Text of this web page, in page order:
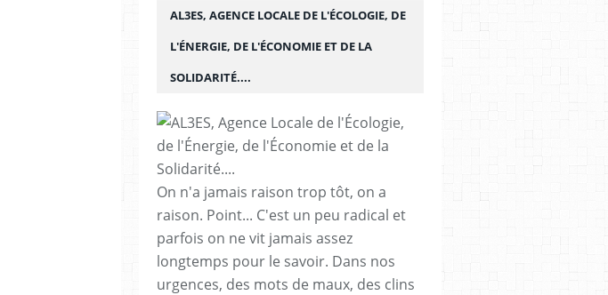
AL3ES, AGENCE LOCALE DE L'ÉCOLOGIE, DE
L'ÉNERGIE, DE L'ÉCONOMIE ET DE LA
SOLIDARITÉ....
On n'a jamais raison trop tôt, on a
raison. Point... C'est un peu radical et
parfois on ne vit jamais assez
longtemps pour le savoir. Dans nos
urgences, des mots de maux, des clins